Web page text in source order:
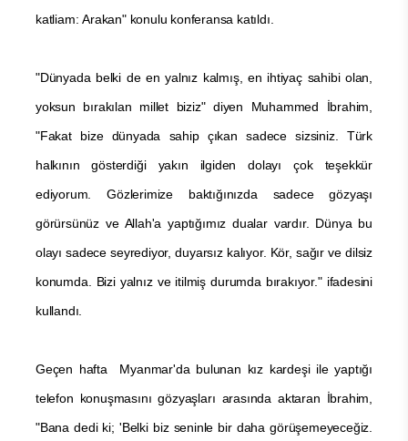
katliam: Arakan" konulu konferansa katıldı.
"Dünyada belki de en yalnız kalmış, en ihtiyaç sahibi olan,
yoksun bırakılan millet biziz" diyen Muhammed İbrahim,
"Fakat bize dünyada sahip çıkan sadece sizsiniz. Türk
halkının gösterdiği yakın ilgiden dolayı çok teşekkür
ediyorum. Gözlerimize baktığınızda sadece gözyaşı
görürsünüz ve Allah'a yaptığımız dualar vardır. Dünya bu
olayı sadece seyrediyor, duyarsız kalıyor. Kör, sağır ve dilsiz
konumda. Bizi yalnız ve itilmiş durumda bırakıyor." ifadesini
kullandı.
Geçen hafta Myanmar'da bulunan kız kardeşi ile yaptığı
telefon konuşmasını gözyaşları arasında aktaran İbrahim,
"Bana dedi ki; 'Belki biz seninle bir daha görüşemeyeceğiz.